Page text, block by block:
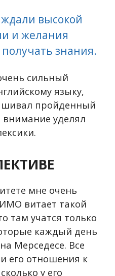
высокой
и желания
знания.
сильный
языку,
пройденный
уделял
мне очень
витает такой
там учатся только
каждый день
Мерседесе. Все
его отношения к
у его